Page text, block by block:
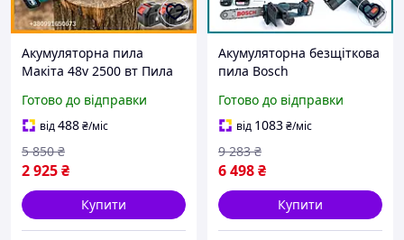
Акумуляторна пила
Макіта 48v 2500 вт Пила
см Електропила для
дерева з автоподаванням
змащення
Готово до відправки
від488₴/міс
2 925₴
5 850 ₴
Купити
Акумуляторна безщіткова
пила Bosch
Ah) АКБ Ланцюгова пила
Бош 30 см з подаванням
мастила np
Готово до відправки
від 1083₴/міс
6 498₴
9 283 ₴
Купити